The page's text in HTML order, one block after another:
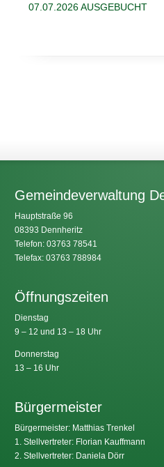
07.07.2026 AUSGEBUCHT
Gemeindeverwaltung
Hauptstraße 96
08393 Dennheritz
Telefon: 03763 78541
Telefax: 03763 788984
Öffnungszeiten
Dienstag
9 – 12 und 13 – 18 Uhr
Donnerstag
13 – 16 Uhr
Bürgermeister
Bürgermeister: Matthias Trenkel
1. Stellvertreter: Florian Kauffmann
2. Stellvertreter: Daniela Dörr